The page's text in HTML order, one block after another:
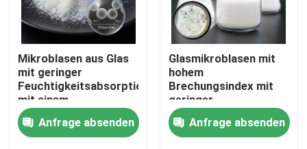
Über uns
Fabrik Tour
Qualitätskontrolle
Mikroblasen aus Glas
mit geringer
Feuchtigkeitsabsorption
mit einem
Durchmesser von 10-
100 Mikrometern und
einer
Anfrage absenden
Glasmikroblasen mit
hohem
Brechungsindex mit
geringer
Wärmeleitfähigkeit 0,2
W/m·K und
Dielektrikkonstante
Anfrage absenden